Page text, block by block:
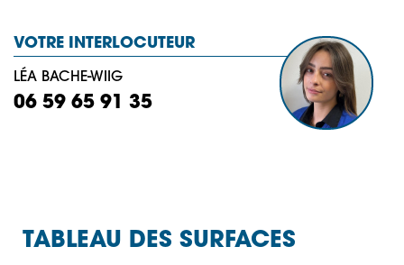
VOTRE INTERLOCUTEUR
LÉA BACHE-WIIG
06 59 65 91 35
TABLEAU DES SURFACES